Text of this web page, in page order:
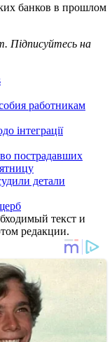
банков в прошлом
Підписуйтесь на
работникам
інтеграції
пострадавших
детали
текст и
редакции.